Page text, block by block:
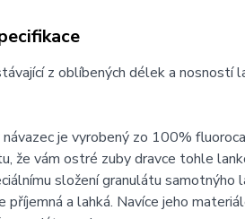
z oblíbených délek a nosností
je vyrobený zo 100%
že vám ostré zuby dravce tohle
složení granulátu
příjemná a lahká. Navíce jeho